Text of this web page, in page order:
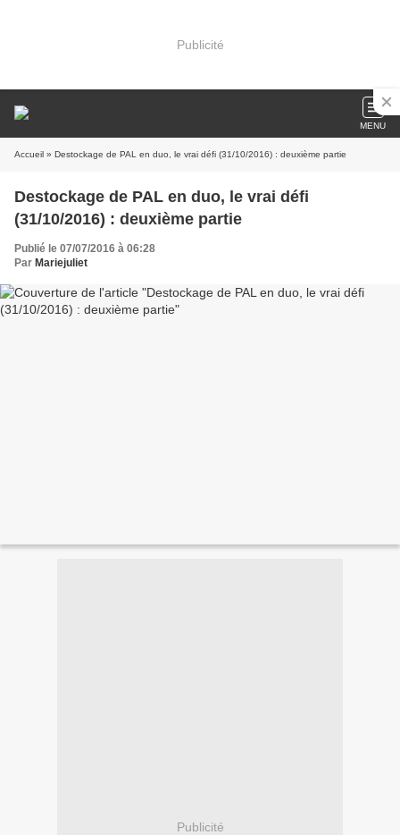
Publicité
MENU
Accueil » Destockage de PAL en duo, le vrai défi (31/10/2016) : deuxième partie
Destockage de PAL en duo, le vrai défi
(31/10/2016) : deuxième partie
Publié le 07/07/2016 à 06:28
Par Mariejuliet
Publicité